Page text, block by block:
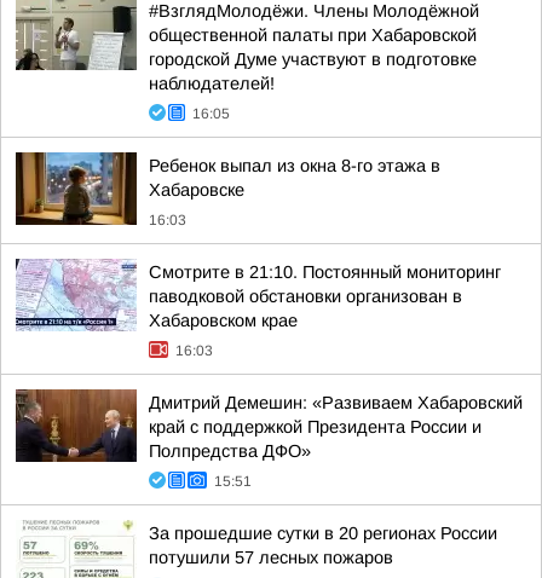
#ВзглядМолодёжи. Члены Молодёжной
общественной палаты при Хабаровской
городской Думе участвуют в подготовке
наблюдателей!
16:05
Ребенок выпал из окна 8-го этажа в
Хабаровске
16:03
Смотрите в 21:10. Постоянный мониторинг
паводковой обстановки организован в
Хабаровском крае
16:03
Дмитрий Демешин: «Развиваем Хабаровский
край с поддержкой Президента России и
Полпредства ДФО»
15:51
За прошедшие сутки в 20 регионах России
потушили 57 лесных пожаров